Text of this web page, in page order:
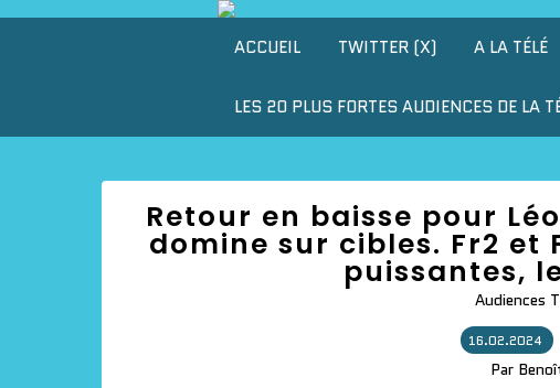
ACCUEIL TWITTER (X) A LA TÉLÉ
LES 20 PLUS FORTES AUDIENCES DE LA
Retour en baisse pour
domine sur cibles. Fr2 et
puissantes,
Audiences
16.02.2024
Par